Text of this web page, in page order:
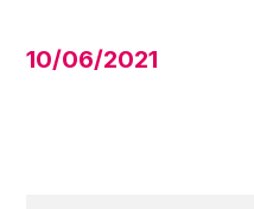
10/06/2021